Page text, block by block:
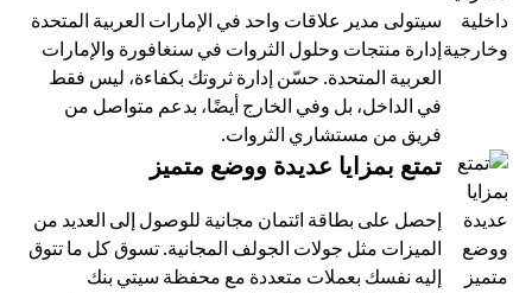
سيتولى مدير علاقات واحد في الإمارات العربية المتحدة
إدارة منتجات وحلول الثروات في سنغافورة والإمارات
العربية المتحدة. حسّن إدارة ثروتك بكفاءة، ليس فقط
في الداخل، بل وفي الخارج أيضًا، بدعم متواصل من
فريق من مستشاري الثروات.
تمتع بمزايا عديدة ووضع متميز
إحصل على بطاقة ائتمان مجانية للوصول إلى العديد من
الميزات مثل جولات الجولف المجانية. تسوق كل ما تتوق
إليه نفسك بعملات متعددة مع محفظة سيتي بنك